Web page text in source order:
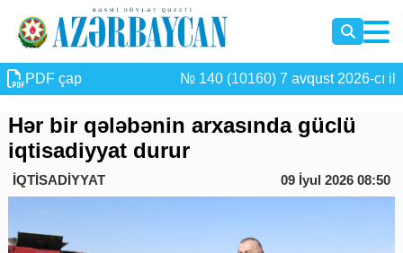
PDF çap № 140 (10160) 7 avqust 2026-cı il
Hər bir qələbənin arxasında güclü
iqtisadiyyat durur
İQTİSADİYYAT 09 İyul 2026 08:50